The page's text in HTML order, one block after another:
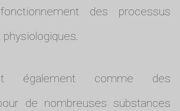
des processus
également comme des
de nombreuses substances